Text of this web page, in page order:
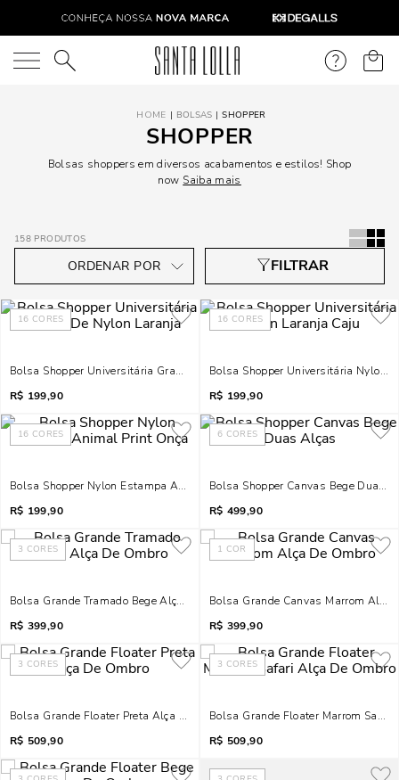
O que você está procurando?
BOLSAS SHOPPER
SHOPPER
Bolsas shoppers em diversos acabamentos e estilos! Shop
now Saiba mais
158 PRODUTOS
16 CORES
Bolsa Shopper Universitária Grande De Nylon Laranja
R$ 199,90
16 CORES
Bolsa Shopper Universitária Nylon
R$ 199,90
16 CORES
Bolsa Shopper Nylon Estampa Animal Print Onça
R$ 199,90
6 CORES
Bolsa Shopper Canvas Bege Duas
R$ 499,90
3 CORES
Bolsa Grande Tramado Bege Alça De Ombro
R$ 399,90
1 COR
Bolsa Grande Canvas Marrom Alça
R$ 399,90
3 CORES
Bolsa Grande Floater Preta Alça De Ombro
R$ 509,90
3 CORES
Bolsa Grande Floater Marrom
R$ 509,90